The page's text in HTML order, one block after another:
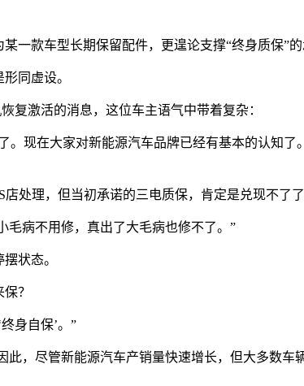
一款车型长期保留配件，更遑论支撑“终身质保”的
同虚设。
复激活的消息，这位车主语气中带着复杂：
现在大家对新能源汽车品牌已经有基本的认知
处理，但当初承诺的三电质保，肯定是兑现不了了
毛病不用修，真出了大毛病也修不了。”
状态。
？
身自保’。”
，尽管新能源汽车产销量快速增长，但大多数车